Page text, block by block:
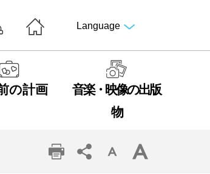
Language
の計画
音楽・映像の出版
物